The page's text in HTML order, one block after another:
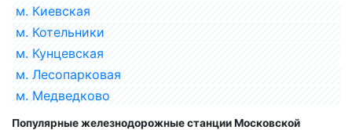
м. Киевская
м. Котельники
м. Кунцевская
м. Лесопарковая
м. Медведково
Популярные железнодорожные станции Московской